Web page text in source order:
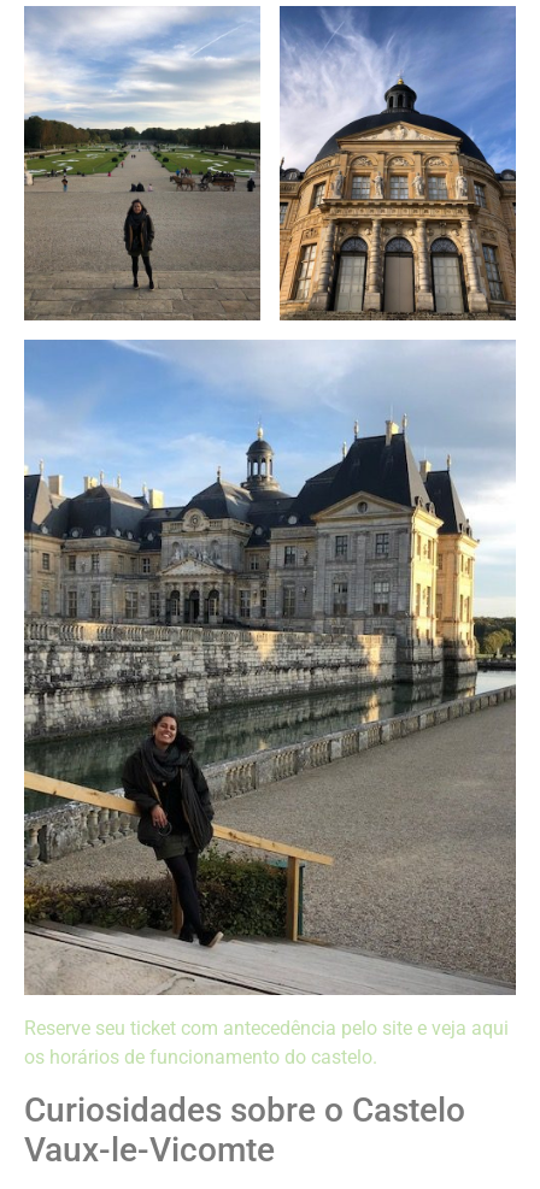
Reserve seu ticket com antecedência pelo site e veja aqui
os horários de funcionamento do castelo.
Curiosidades sobre o Castelo
Vaux-le-Vicomte